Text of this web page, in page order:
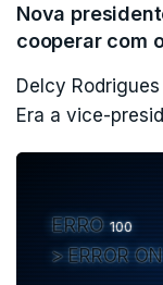
Nova
cooperar com
Delcy
Era a vice-
ERRO 100
ERROR